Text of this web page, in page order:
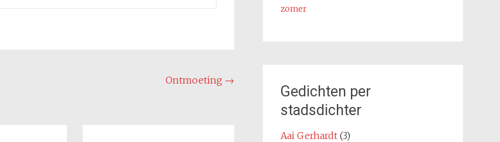
Ontmoeting →
zomer
Gedichten per
stadsdichter
Aai Gerhardt(3)